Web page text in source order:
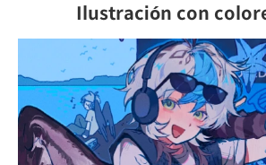
Ilustración con